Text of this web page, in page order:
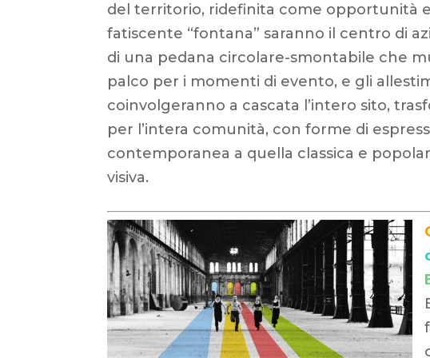
del territorio, ridefinita come opportunità e
fatiscente “fontana” saranno il centro di
di una pedana circolare-smontabile che
palco per i momenti di evento, e gli
coinvolgeranno a cascata l’intero sito,
per l’intera comunità, con forme di
contemporanea a quella classica e
visiva.